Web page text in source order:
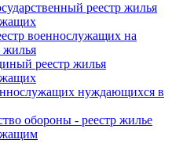
реестр жилья
военнослужащих на
жилья
реестр жилья
нуждающихся в
обороны - реестр жилье